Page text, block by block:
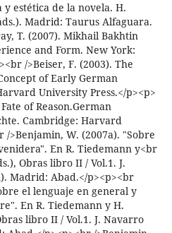
estética de la novela. H.
Madrid: Taurus Alfaguara.
T. (2007). Mikhail Bakhtin
and Form. New York:
/>Beiser, F. (2003). The
of Early German
University Press.</p><p>
of Reason.German
Cambridge: Harvard
/>Benjamin, W. (2007a). "Sobre
En R. Tiedemann y<br
Obras libro II / Vol.1. J.
Madrid: Abad.</p><p><br
el lenguaje en general y
En R. Tiedemann y H.
libro II / Vol.1. J. Navarro